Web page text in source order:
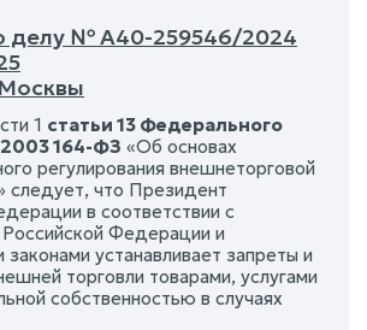
делу № А40-259546/2024
1 статьи 13 Федерального
164-ФЗ «Об основах
регулирования внешнеторговой
следует, что Президент
в соответствии с
Федерации и
устанавливает запреты и
торговли товарами, услугами
собственностью в случаях